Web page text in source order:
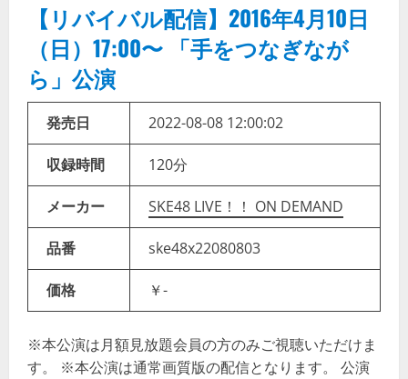
【リバイバル配信】2016年4月10日
（日）17:00〜 「手をつなぎなが
ら」公演
発売日 2022-08-08 12:00:02
収録時間 120分
メーカー SKE48 LIVE！！ ON DEMAND
品番 ske48x22080803
価格 ￥-
※本公演は月額見放題会員の方のみご視聴いただけま
す。 ※本公演は通常画質版の配信となります。 公演